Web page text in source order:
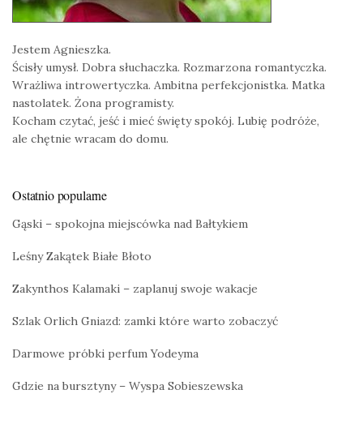
Jestem Agnieszka.
Ścisły umysł. Dobra słuchaczka. Rozmarzona romantyczka.
Wrażliwa introwertyczka. Ambitna perfekcjonistka. Matka
nastolatek. Żona programisty.
Kocham czytać, jeść i mieć święty spokój. Lubię podróże,
ale chętnie wracam do domu.
Ostatnio popularne
Gąski – spokojna miejscówka nad Bałtykiem
Leśny Zakątek Białe Błoto
Zakynthos Kalamaki – zaplanuj swoje wakacje
Szlak Orlich Gniazd: zamki które warto zobaczyć
Darmowe próbki perfum Yodeyma
Gdzie na bursztyny – Wyspa Sobieszewska